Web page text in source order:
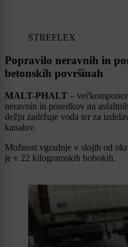
STREFLEX
Popravilo neravnih in
betonskih površinah
MALT-PHALT –
neravnin in posedkov na
dežju zadržuje voda ter za
kanalov.
Možnost vgradnje v slojih od
je v 22 kilogramskih hobokih.